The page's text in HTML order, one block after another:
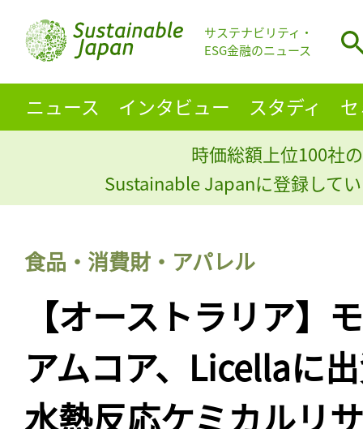
サステナビリティ・
ESG金融のニュース
ニュース インタビュー スタディ
時価総額上位100社
Sustainable Japanに登録して
食品・消費財・アパレル
【オーストラリア】
アムコア、Licellaに
水熱反応ケミカルリ